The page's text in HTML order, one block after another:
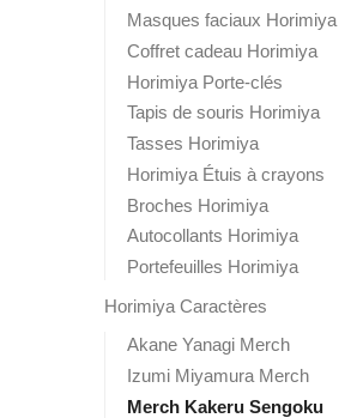
Masques faciaux Horimiya
Coffret cadeau Horimiya
Horimiya Porte-clés
Tapis de souris Horimiya
Tasses Horimiya
Horimiya Étuis à crayons
Broches Horimiya
Autocollants Horimiya
Portefeuilles Horimiya
Horimiya Caractères
Akane Yanagi Merch
Izumi Miyamura Merch
Merch Kakeru Sengoku